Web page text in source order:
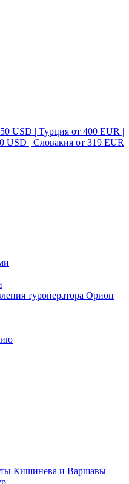
USD | Турция от 400 EUR |
USD | Словакия от 319 EUR
туроператора Орион
Кишинева и Варшавы